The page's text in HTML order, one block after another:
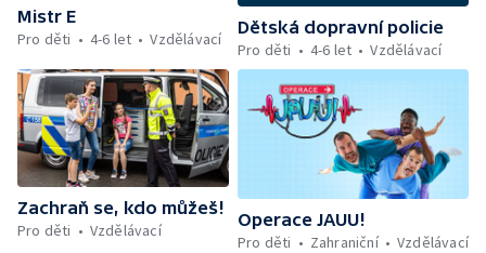
Mistr E
Pro děti
4-6 let Vzdělávací
Dětská dopravní policie
Pro děti
4-6 let Vzdělávací
Zachraň se, kdo můžeš!
Pro děti
Vzdělávací
Operace JAUU!
Pro děti
Zahraniční Vzdělávací